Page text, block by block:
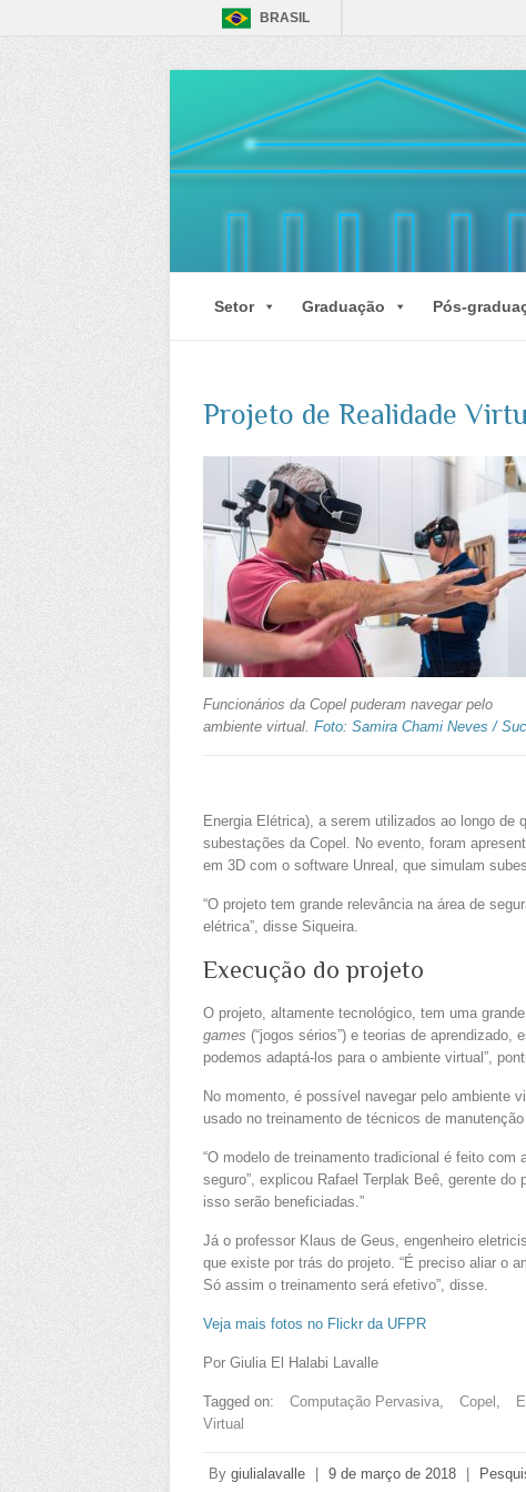
BRASIL
Setor Graduação Pós-
Projeto de Realidade
Funcionários da Copel puderam navegar pelo
ambiente virtual. Foto: Samira Chami Neves /
Energia Elétrica), a serem utilizados ao longo
subestações da Copel. No evento, foram
em 3D com o software Unreal, que simulam
“O projeto tem grande relevância na área de
elétrica”, disse Siqueira.
Execução do projeto
O projeto, altamente tecnológico, tem uma
games (“jogos sérios”) e teorias de
podemos adaptá-los para o ambiente virtual”,
No momento, é possível navegar pelo ambiente
usado no treinamento de técnicos de
“O modelo de treinamento tradicional é feito
seguro”, explicou Rafael Terplak Beê, gerente
isso serão beneficiadas.”
Já o professor Klaus de Geus, engenheiro
que existe por trás do projeto. “É preciso aliar o
Só assim o treinamento será efetivo”, disse.
Veja mais fotos no Flickr da UFPR
Por Giulia El Halabi Lavalle
Tagged on: Computação Pervasiva Copel
Virtual
By giulialavalle | 9 de março de 2018 |